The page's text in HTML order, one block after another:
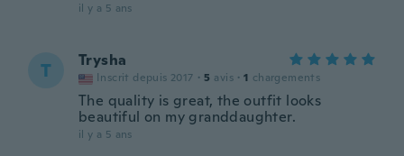
il y a 5 ans
T Trysha
Inscrit depuis 2017 · 5 avis · 1 chargements
The quality is great, the outfit looks
beautiful on my granddaughter.
il y a 5 ans